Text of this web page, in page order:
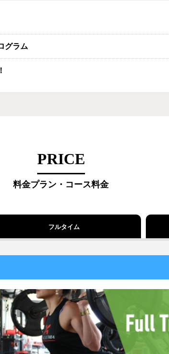
グラム
PRICE
料金プラン・コース料金
フルタイム